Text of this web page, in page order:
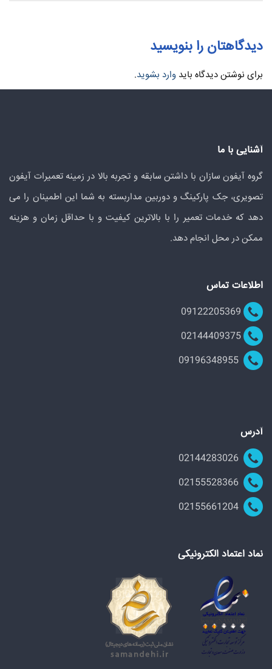
دیدگاهتان را بنویسید
برای نوشتن دیدگاه باید وارد بشوید.
آشنایی با ما
گروه آیفون سازان با داشتن سابقه و تجربه بالا در زمینه تعمیرات آیفون
تصویری، جک پارکینگ و دوربین مداربسته به شما این اطمینان را می
دهد که خدمات تعمیر را با بالاترین کیفیت و با حداقل زمان و هزینه
ممکن در محل انجام دهد.
اطلاعات تماس
آدرس
نماد اعتماد الکترونیکی